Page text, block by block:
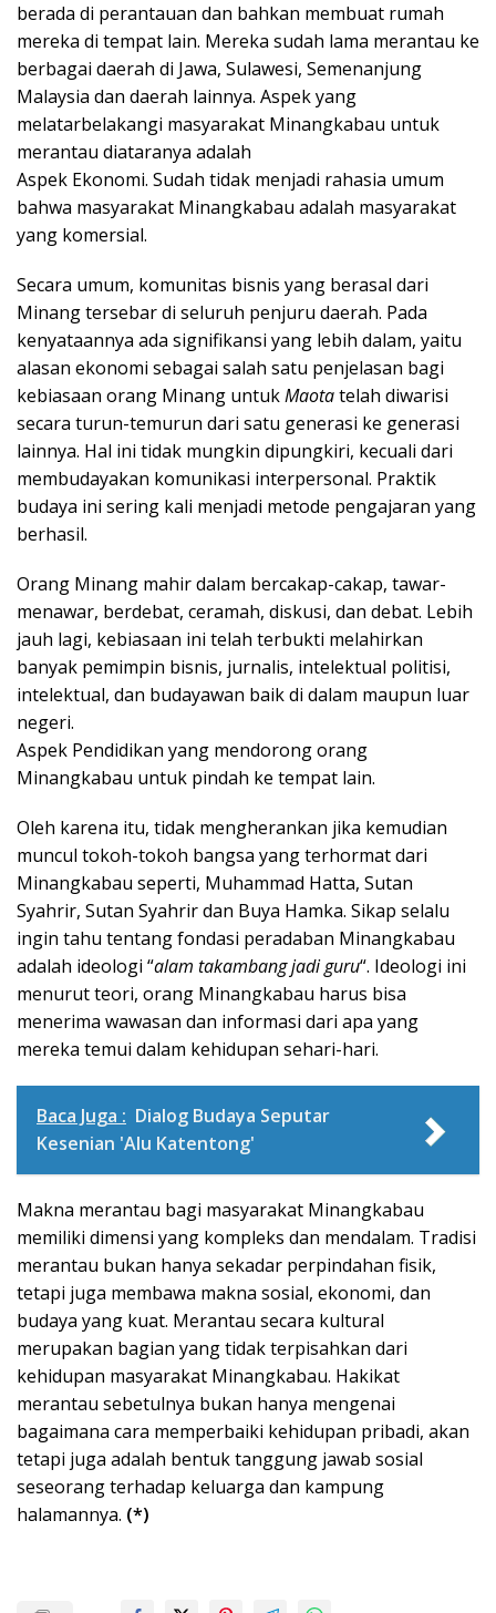
berada di perantauan dan bahkan membuat rumah
mereka di tempat lain. Mereka sudah lama merantau ke
berbagai daerah di Jawa, Sulawesi, Semenanjung
Malaysia dan daerah lainnya. Aspek yang
melatarbelakangi masyarakat Minangkabau untuk
merantau diataranya adalah
Aspek Ekonomi. Sudah tidak menjadi rahasia umum
bahwa masyarakat Minangkabau adalah masyarakat
yang komersial.
Secara umum, komunitas bisnis yang berasal dari
Minang tersebar di seluruh penjuru daerah. Pada
kenyataannya ada signifikansi yang lebih dalam, yaitu
alasan ekonomi sebagai salah satu penjelasan bagi
kebiasaan orang Minang untukMaotatelah diwarisi
secara turun-temurun dari satu generasi ke generasi
lainnya. Hal ini tidak mungkin dipungkiri, kecuali dari
membudayakan komunikasi interpersonal. Praktik
budaya ini sering kali menjadi metode pengajaran yang
berhasil.
Orang Minang mahir dalam bercakap-cakap, tawar-
menawar, berdebat, ceramah, diskusi, dan debat. Lebih
jauh lagi, kebiasaan ini telah terbukti melahirkan
banyak pemimpin bisnis, jurnalis, intelektual politisi,
intelektual, dan budayawan baik di dalam maupun luar
negeri.
Aspek Pendidikan yang mendorong orang
Minangkabau untuk pindah ke tempat lain.
Oleh karena itu, tidak mengherankan jika kemudian
muncul tokoh-tokoh bangsa yang terhormat dari
Minangkabau seperti, Muhammad Hatta, Sutan
Syahrir, Sutan Syahrir dan Buya Hamka. Sikap selalu
ingin tahu tentang fondasi peradaban Minangkabau
adalah ideologi “alam takambang jadi guru“. Ideologi ini
menurut teori, orang Minangkabau harus bisa
menerima wawasan dan informasi dari apa yang
mereka temui dalam kehidupan sehari-hari.
Baca Juga : Dialog Budaya Seputar
Kesenian 'Alu Katentong'
Makna merantau bagi masyarakat Minangkabau
memiliki dimensi yang kompleks dan mendalam. Tradisi
merantau bukan hanya sekadar perpindahan fisik,
tetapi juga membawa makna sosial, ekonomi, dan
budaya yang kuat. Merantau secara kultural
merupakan bagian yang tidak terpisahkan dari
kehidupan masyarakat Minangkabau. Hakikat
merantau sebetulnya bukan hanya mengenai
bagaimana cara memperbaiki kehidupan pribadi, akan
tetapi juga adalah bentuk tanggung jawab sosial
seseorang terhadap keluarga dan kampung
halamannya. (*)